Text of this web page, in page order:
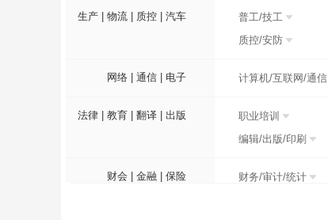
生产 | 物流 | 质控 | 汽车 普工/技工
质控/安防
网络 | 通信 | 电子 计算机/互联网/通信
法律 | 教育 | 翻译 | 出版 职业培训
编辑/出版/印刷
财会 | 金融 | 保险 财务/审计/统计